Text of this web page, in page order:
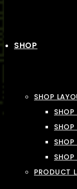
SHOP
SHOP
SHOP
SHOP
PRODUCT